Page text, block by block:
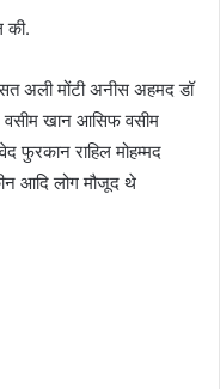
की.
अली मोंटी अनीस अहमद डॉ
वसीम खान आसिफ वसीम
फुरकान राहिल मोहम्मद
आदि लोग मौजूद थे